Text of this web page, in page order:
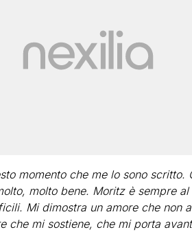
momento che me lo sono scritto.
molto bene. Moritz è sempre
Mi dimostra un amore che non
che mi sostiene, che mi porta